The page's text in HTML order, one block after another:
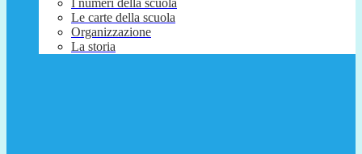
I numeri della scuola
Le carte della scuola
Organizzazione
La storia